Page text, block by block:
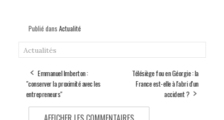
Publié dans Actualité
Actualités
Emmanuel Imberton :
"conserver la proximité avec les
entrepreneurs"
Télésiège fou en Géorgie : la
France est-elle à l'abri d'un
accident ?